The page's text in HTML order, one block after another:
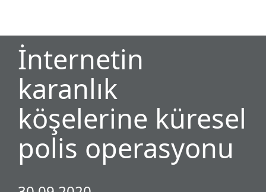
İnternetin
karanlık
köşelerine küresel
polis operasyonu